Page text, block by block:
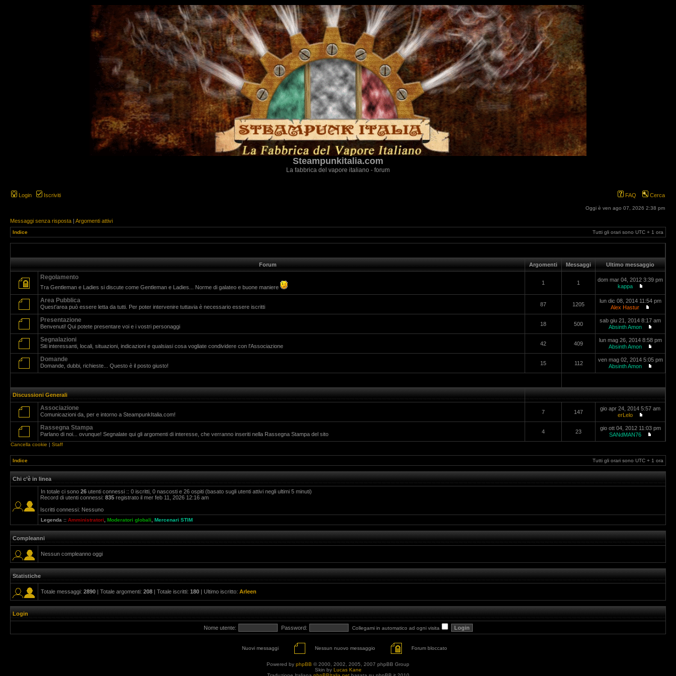
Steampunkitalia.com
La fabbrica del vapore italiano - forum
Login Iscriviti FAQ Cerca
Oggi è ven ago 07, 2026 2:38 pm
Messaggi senza risposta | Argomenti attivi
Indice Tutti gli orari sono UTC + 1 ora
Forum Argomenti Messaggi Ultimo messaggio
Regolamento
Tra Gentleman e Ladies si discute come Gentleman e Ladies... Norme di galateo e buone maniere
1 1
dom mar 04, 2012 3:39 pm
kappa
Area Pubblica
Quest'area può essere letta da tutti. Per poter intervenire tuttavia è necessario essere iscritti 87 1205
lun dic 08, 2014 11:54 pm
Alex Hastur
Presentazione
Benvenuti! Qui potete presentare voi e i vostri personaggi 18 500
sab giu 21, 2014 8:17 am
Absinth Amon
Segnalazioni
Siti interessanti, locali, situazioni, indicazioni e qualsiasi cosa vogliate condividere con l'Associazione 42 409
lun mag 26, 2014 8:58 pm
Absinth Amon
Domande
Domande, dubbi, richieste... Questo è il posto giusto! 15 112
ven mag 02, 2014 5:05 pm
Absinth Amon
Discussioni Generali
Associazione
Comunicazioni da, per e intorno a SteampunkItalia.com! 7 147
gio apr 24, 2014 5:57 am
erLelo
Rassegna Stampa
Parlano di noi... ovunque! Segnalate qui gli argomenti di interesse, che verranno inseriti nella Rassegna Stampa del sito 4 23
gio ott 04, 2012 11:03 pm
SANdMAN76
Cancella cookie | Staff
Indice Tutti gli orari sono UTC + 1 ora
Chi c’è in linea
In totale ci sono 26 utenti connessi :: 0 iscritti, 0 nascosti e 26 ospiti (basato sugli utenti attivi negli ultimi 5 minuti)
Record di utenti connessi: 835 registrato il mer feb 11, 2026 12:16 am
Iscritti connessi: Nessuno
Legenda :: Amministratori Moderatori globali Mercenari STIM
Compleanni
Nessun compleanno oggi
Statistiche
Totale messaggi: 2890 | Totale argomenti: 208 | Totale iscritti: 180 | Ultimo iscritto: Arleen
Login
Nome utente: Password: Collegami in automatico ad ogni visita
Nuovi messaggi Nessun nuovo messaggio Forum bloccato
Powered by phpBB © 2000, 2002, 2005, 2007 phpBB Group
Skin by Lucas Kane